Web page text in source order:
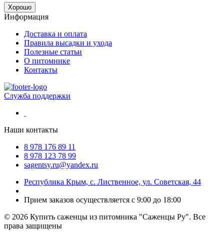
Хорошо
Информация
Доставка и оплата
Правила высадки и ухода
Полезные статьи
О питомнике
Контакты
Служба поддержки
Наши контакты
8 978 176 89 11
8 978 123 78 99
sagentsy.ru@yandex.ru
Республика Крым, с. Лиственное, ул. Советская, 44
Прием заказов осуществляется с 9:00 до 18:00
© 2026 Купить саженцы из питомника "Саженцы Ру". Все
права защищены